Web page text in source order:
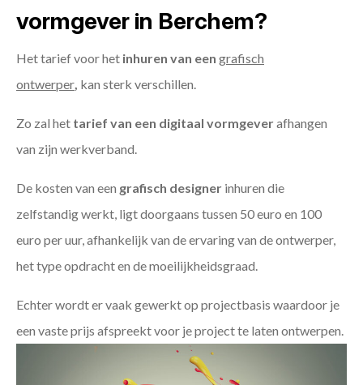
vormgever in Berchem?
Het tarief voor het inhuren van een grafisch
ontwerper kan sterk verschillen.
Zo zal het tarief van een digitaal vormgeverafhangen
van zijn werkverband.
De kosten van een grafisch designer inhuren die
zelfstandig werkt, ligt doorgaans tussen 50 euro en 100
euro per uur, afhankelijk van de ervaring van de ontwerper,
het type opdracht en de moeilijkheidsgraad.
Echter wordt er vaak gewerkt op projectbasis waardoor je
een vaste prijs afspreekt voor je project te laten ontwerpen.